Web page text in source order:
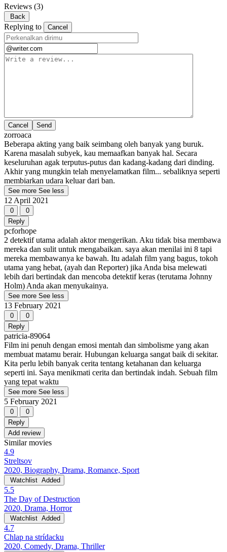
Reviews (3)
Back
Replying to Cancel
Cancel
zorroaca
Beberapa akting yang baik seimbang oleh banyak yang buruk.
Karena masalah subyek, kau memaafkan banyak hal. Secara
keseluruhan agak terputus-putus dan kadang-kadang dari dinding.
Akhir yang mungkin telah menyelamatkan film... sebaliknya seperti
membiarkan udara keluar dari ban.
See more See less
12 April 2021
0
0
Reply
pcforhope
2 detektif utama adalah aktor mengerikan. Aku tidak bisa membawa
mereka dan sulit untuk mengabaikan. saya akan menilai ini 8 tapi
mereka membawanya ke bawah. Itu adalah film yang bagus, tokoh
utama yang hebat, (ayah dan Reporter) jika Anda bisa melewati
lebih dari bertindak dan mencoba detektif keras (terutama Johnny
Holm) Anda akan menyukainya.
See more See less
13 February 2021
0
0
Reply
patricia-89064
Film ini penuh dengan emosi mentah dan simbolisme yang akan
membuat matamu berair. Hubungan keluarga sangat baik di sekitar.
Kita perlu lebih banyak cerita tentang ketahanan dan keluarga
seperti ini. Saya menikmati cerita dan bertindak indah. Sebuah film
yang tepat waktu
See more See less
5 February 2021
0
0
Reply
Add review
Similar movies
4.9
Streltsov
2020, Biography, Drama, Romance, Sport
Watchlist Added
5.5
The Day of Destruction
2020, Drama, Horror
Watchlist Added
4.7
Chlap na strídacku
2020, Comedy, Drama, Thriller